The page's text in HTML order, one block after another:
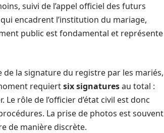
suivi de l’appel officiel des futurs
encadrent l’institution du mariage,
public est fondamental et représente
la signature du registre par les mariés,
requiertsix signaturesau total :
rôle de l’officier d’état civil est donc
La prise de photos est souvent
de manière discrète.